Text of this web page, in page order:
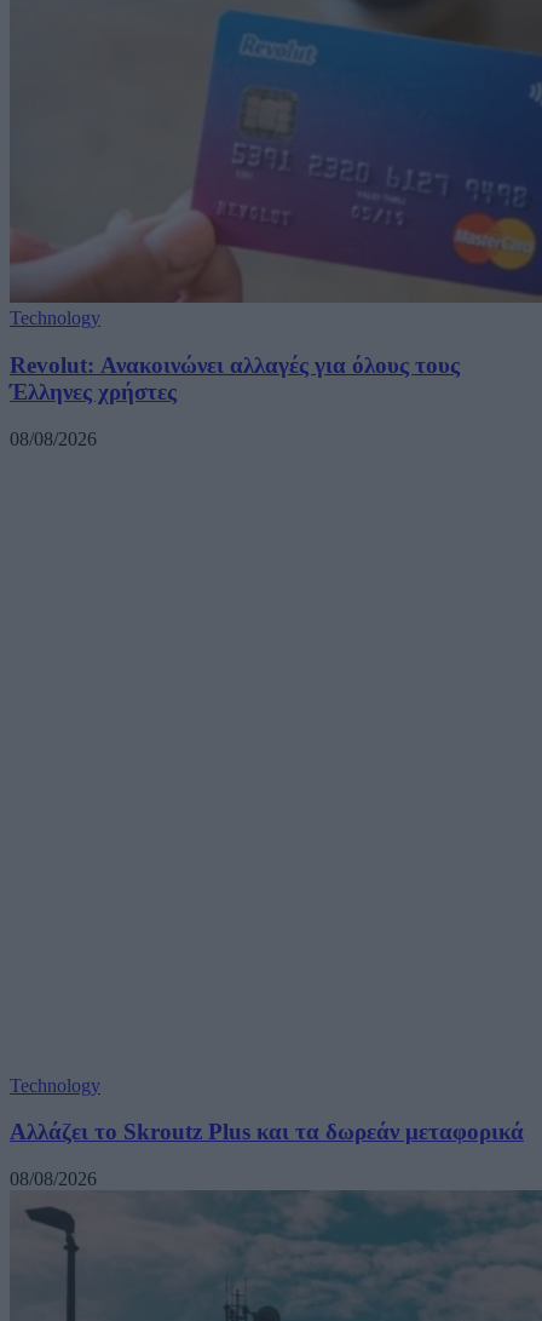
Technology
Revolut: Ανακοινώνει αλλαγές για όλους τους
Έλληνες χρήστες
08/08/2026
Technology
Αλλάζει το Skroutz Plus και τα δωρεάν μεταφορικά
08/08/2026